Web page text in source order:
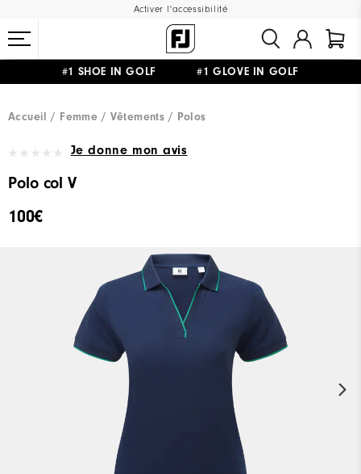
Activer l'accessibilité
#1 SHOE IN GOLF #1 GLOVE IN GOLF
Accueil
Femme Vêtements Polos
Je donne mon avis
Polo col V
100€